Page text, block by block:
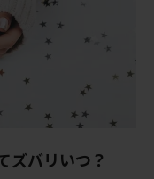
ズバリいつ？